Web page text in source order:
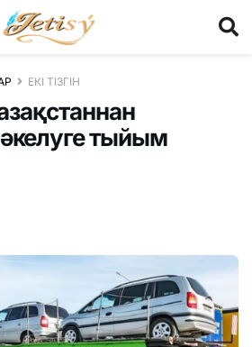
ЕКІ ТІЗГІН
тыйым